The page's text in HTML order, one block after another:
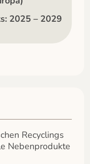
2025 – 2029
Recyclings
Nebenprodukte